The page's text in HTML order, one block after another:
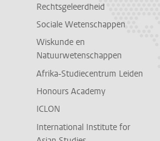
Rechtsgeleerdheid
Sociale Wetenschappen
Wiskunde en
Natuurwetenschappen
Afrika-Studiecentrum Leiden
Honours Academy
ICLON
International Institute for